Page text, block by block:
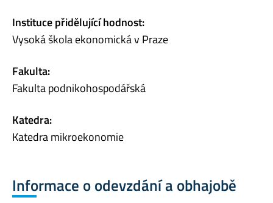
Instituce přidělující hodnost:
Vysoká škola ekonomická v Praze
Fakulta:
Fakulta podnikohospodářská
Katedra:
Katedra mikroekonomie
Informace o odevzdání a obhajobě